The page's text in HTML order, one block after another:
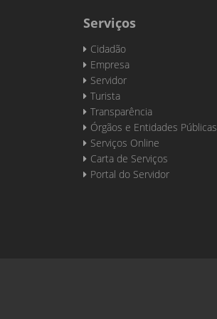
Serviços
Cidadão
Empresa
Servidor
Turista
Transparência
Órgãos e Entidades Públicas
Serviços Online
Carta de Serviços
Portal do Servidor